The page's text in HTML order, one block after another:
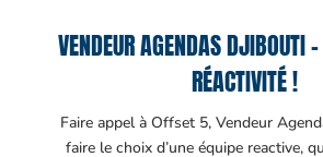
VENDEUR AGENDAS DJIBOUTI
RÉACTIVITÉ !
Faire appel à Offset 5, Vendeur
faire le choix d’une équipe reactive,